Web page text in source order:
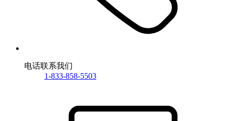
电话联系我们
1-833-858-5503